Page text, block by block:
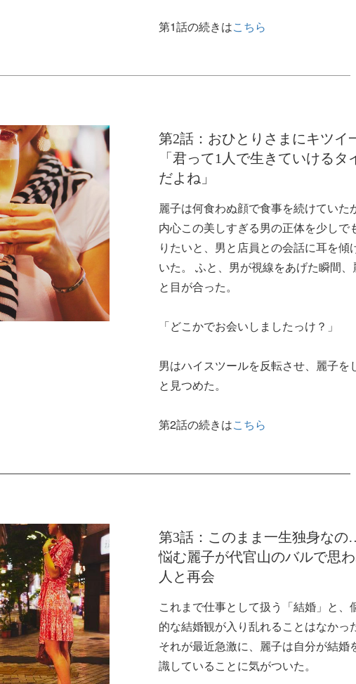
第1話の続きはこちら
第2話：おひとりさまにキツイ
「君って1人で生きていけるタ
だよね」
麗子は何食わぬ顔で食事を続けていたが
内心この美しすぎる男の正体を少しで
りたいと、男と店員との会話に耳を傾
いた。 ふと、男が視線をあげた瞬間、
と目が合った。
「どこかでお会いしましたっけ？」
男はハイスツールを反転させ、麗子を
と見つめた。
第2話の続きはこちら
第3話：このまま一生独身なの
悩む麗子が代官山のバルで思
人と再会
これまで仕事として扱う「結婚」と、
的な結婚観が入り乱れることはなかっ
それが最近急激に、麗子は自分が結婚
識していることに気がついた。